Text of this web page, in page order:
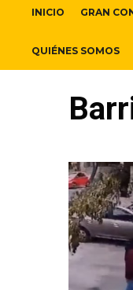
INICIO GRAN
QUIÉNES SOMOS